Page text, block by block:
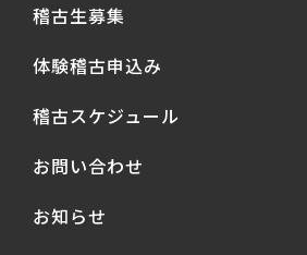
稽古生募集
体験稽古申込み
稽古スケジュール
お問い合わせ
お知らせ